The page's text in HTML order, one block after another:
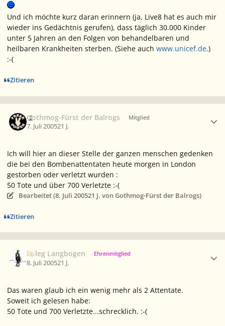
Und ich möchte kurz daran erinnern (ja, Live8 hat es auch mir
wieder ins Gedächtnis gerufen), dass täglich 30.000 Kinder
unter 5 Jahren an den Folgen von behandelbaren und
heilbaren Krankheiten sterben. (Siehe auch www.unicef.de.)
:-(
Zitieren
Gothmog-Fürst der Balrogs Mitglied
7. Juli 200521 J.
Ich will hier an dieser Stelle der ganzen menschen gedenken
die bei den Bombenattentaten heute morgen in London
gestorben oder verletzt wurden :
50 Tote und über 700 Verletzte :-(
Bearbeitet (8. Juli 200521 J. von Gothmog-Fürst der Balrogs)
Zitieren
Beleg Langbogen Ehrenmitglied
8. Juli 200521 J.
Das waren glaub ich ein wenig mehr als 2 Attentate.
Soweit ich gelesen habe:
50 Tote und 700 Verletzte...schrecklich. :-(